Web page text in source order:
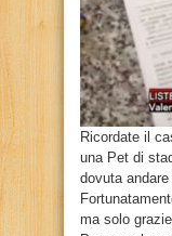
Ricordate il
una Pet di
dovuta
ma solo